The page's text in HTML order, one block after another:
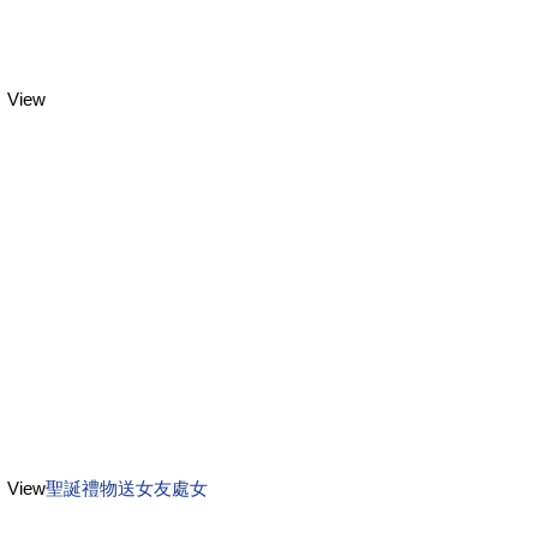
View
View聖誕禮物送女友處女